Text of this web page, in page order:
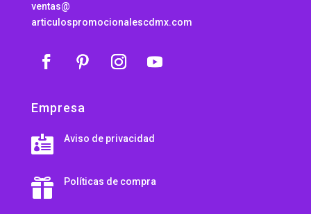
ventas@
articulospromocionalescdmx.com
Empresa
 Aviso de privacidad
 Políticas de compra